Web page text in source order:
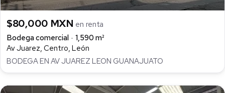
$80,000 MXN en renta
Bodega comercial
1,590 m²
Av Juarez, Centro, León
BODEGA EN AV JUAREZ LEON GUANAJUATO